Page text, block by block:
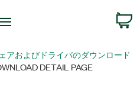
ト
アおよびドライバのダウンロード
DETAIL PAGE